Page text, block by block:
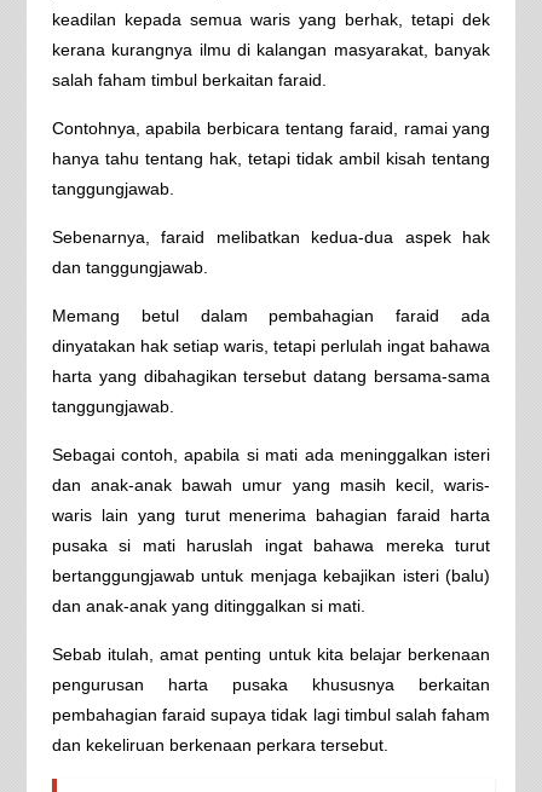
keadilan kepada semua waris yang berhak, tetapi dek
kerana kurangnya ilmu di kalangan masyarakat, banyak
salah faham timbul berkaitan faraid.
Contohnya, apabila berbicara tentang faraid, ramai yang
hanya tahu tentang hak, tetapi tidak ambil kisah tentang
tanggungjawab.
Sebenarnya, faraid melibatkan kedua-dua aspek hak
dan tanggungjawab.
Memang betul dalam pembahagian faraid ada
dinyatakan hak setiap waris, tetapi perlulah ingat bahawa
harta yang dibahagikan tersebut datang bersama-sama
tanggungjawab.
Sebagai contoh, apabila si mati ada meninggalkan isteri
dan anak-anak bawah umur yang masih kecil, waris-
waris lain yang turut menerima bahagian faraid harta
pusaka si mati haruslah ingat bahawa mereka turut
bertanggungjawab untuk menjaga kebajikan isteri (balu)
dan anak-anak yang ditinggalkan si mati.
Sebab itulah, amat penting untuk kita belajar berkenaan
pengurusan harta pusaka khususnya berkaitan
pembahagian faraid supaya tidak lagi timbul salah faham
dan kekeliruan berkenaan perkara tersebut.